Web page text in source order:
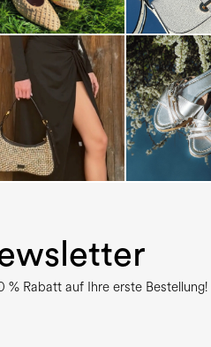
Rabatt auf Ihre erste Bestellung!